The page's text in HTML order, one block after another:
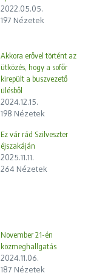
2022.05.05.
197 Nézetek
Akkora erővel történt az
ütközés, hogy a sofőr
kirepült a buszvezető
ülésből
2024.12.15.
198 Nézetek
Ez vár rád Szilveszter
éjszakáján
2025.11.11.
264 Nézetek
November 21-én
közmeghallgatás
2024.11.06.
187 Nézetek